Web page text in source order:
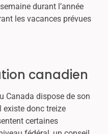
durant l’année
les vacances prévues
canadien
Canada dispose de son
existe donc treize
certaines